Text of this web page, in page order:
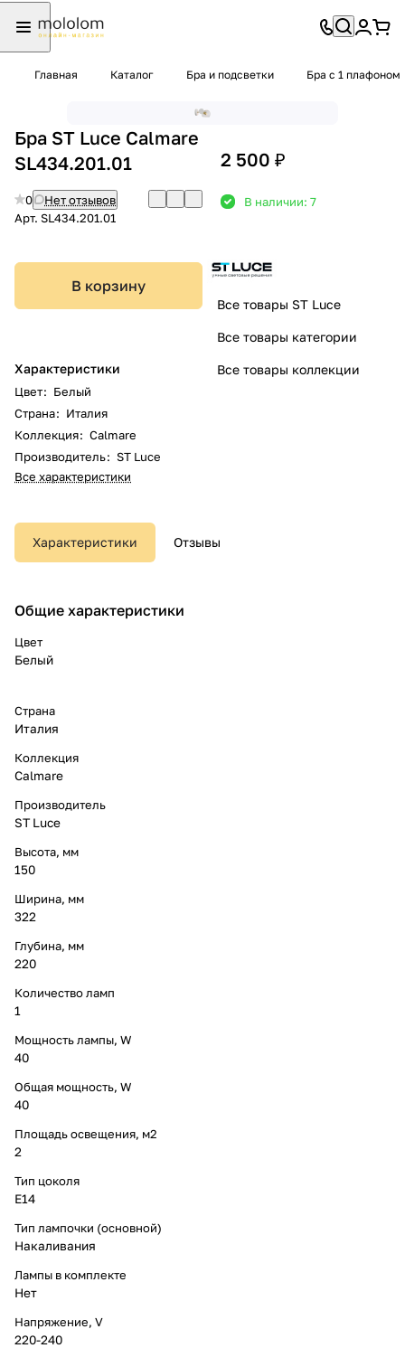
Главная Каталог Бра и подсветки Бра с 1 плафоном
Бра ST Luce Calmare
SL434.201.01
0
Нет отзывов
Арт. SL434.201.01
В корзину
Характеристики
Цвет: Белый
Страна: Италия
Коллекция: Calmare
Производитель: ST Luce
Все характеристики
2 500 ₽
В наличии: 7
Все товары ST Luce
Все товары категории
Все товары коллекции
Характеристики Отзывы
Общие характеристики
Цвет
Белый
Страна
Италия
Коллекция
Calmare
Производитель
ST Luce
Высота, мм
150
Ширина, мм
322
Глубина, мм
220
Количество ламп
1
Мощность лампы, W
40
Общая мощность, W
40
Площадь освещения, м2
2
Тип цоколя
E14
Тип лампочки (основной)
Накаливания
Лампы в комплекте
Нет
Напряжение, V
220-240